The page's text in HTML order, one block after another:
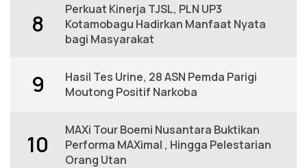
8
Perkuat Kinerja TJSL, PLN UP3
Kotamobagu Hadirkan Manfaat Nyata
bagi Masyarakat
9
Hasil Tes Urine, 28 ASN Pemda Parigi
Moutong Positif Narkoba
10
MAXi Tour Boemi Nusantara Buktikan
Performa MAXimal , Hingga Pelestarian
Orang Utan